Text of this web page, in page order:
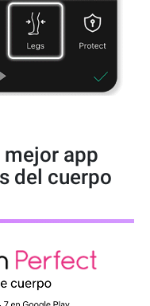
mejor app
del cuerpo